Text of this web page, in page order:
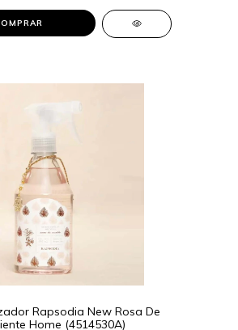
Rapsodia New Rosa De
Home (4514530A)